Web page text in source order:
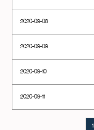
2020-09-08
2020-09-09
2020-09-10
2020-09-11
1